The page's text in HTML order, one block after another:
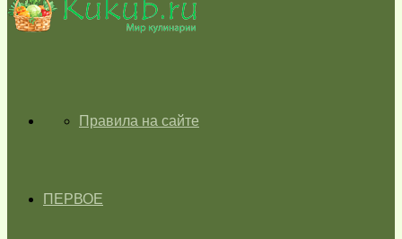
skin
ГЛАВНАЯПравила на сайте
ПЕРВОЕ